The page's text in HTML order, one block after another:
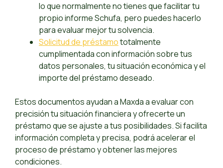
lo que normalmente no tienes que facilitar tu
propio informe Schufa, pero puedes hacerlo
para evaluar mejor tu solvencia.
Solicitud de préstamototalmente
cumplimentada con información sobre tus
datos personales, tu situación económica y el
importe del préstamo deseado.
Estos documentos ayudan a Maxda a evaluar con
precisión tu situación financiera y ofrecerte un
préstamo que se ajuste a tus posibilidades. Si facilita
información completa y precisa, podrá acelerar el
proceso de préstamo y obtener las mejores
condiciones.